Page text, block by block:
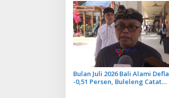
Bulan Juli 2026 Bali Alami
-0,51 Persen, Buleleng Catat